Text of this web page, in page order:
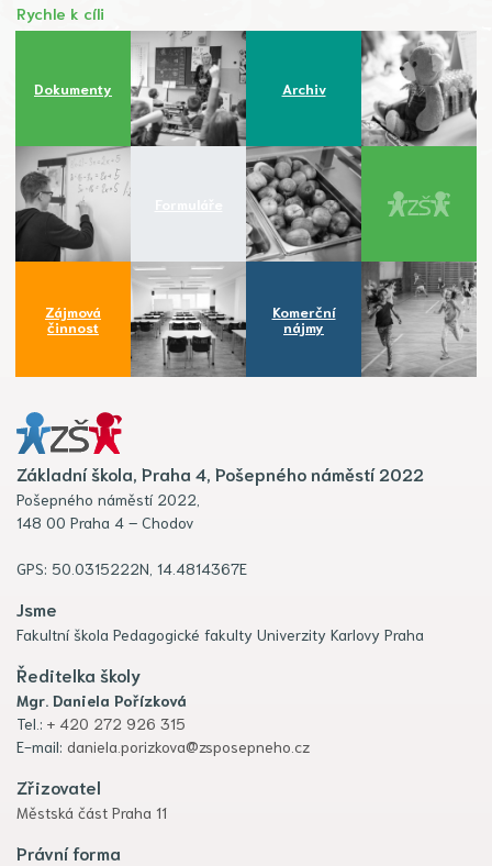
Rychle k cíli
Dokumenty Archiv
Zájmová
činnost
Komerční
nájmy
Základní škola, Praha 4, Pošepného náměstí 2022
Pošepného náměstí 2022,
148 00 Praha 4 – Chodov
GPS: 50.0315222N, 14.4814367E
Jsme
Fakultní škola Pedagogické fakulty Univerzity Karlovy Praha
Ředitelka školy
Mgr. Daniela Pořízková
Tel.: + 420 272 926 315
E-mail: daniela.porizkova@zsposepneho.cz
Zřizovatel
Městská část Praha 11
Právní forma